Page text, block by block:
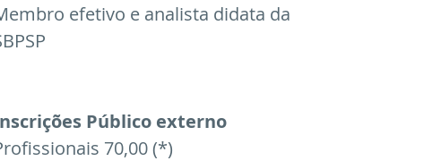
efetivo e analista didata da
Público externo
70,00 (*)